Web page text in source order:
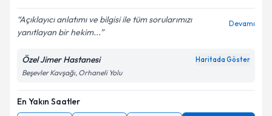
Açıklayıcı anlatımı ve bilgisi ile tüm sorularımızı
yanıtlayan bir hekim...
Devamı
Özel Jimer Hastanesi Haritada Göster
Beşevler Kavşağı, Orhaneli Yolu
En Yakın Saatler